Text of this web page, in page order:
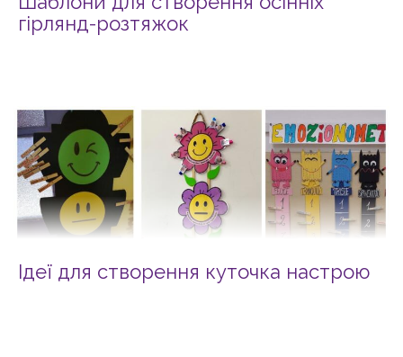
гірлянд-розтяжок
Ідеї для створення куточка настрою